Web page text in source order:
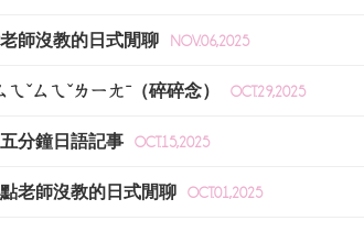
師沒教的日式閒聊 NOV.06,2025
ˇㄙㄟˇㄌㄧㄤˉ（碎碎念） OCT.29,2025
分鐘日語記事 OCT.15,2025
老師沒教的日式閒聊 OCT.01,2025